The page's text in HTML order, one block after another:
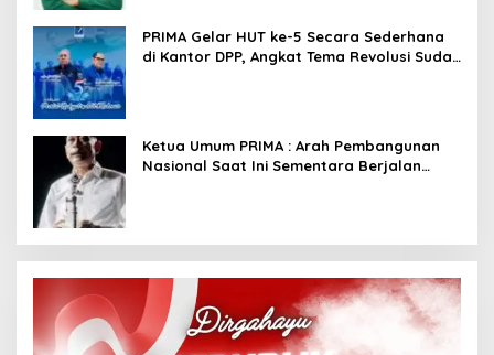
PRIMA Gelar HUT ke-5 Secara Sederhana
di Kantor DPP, Angkat Tema Revolusi Sudah
Ketua Umum PRIMA : Arah Pembangunan
Nasional Saat Ini Sementara Berjalan